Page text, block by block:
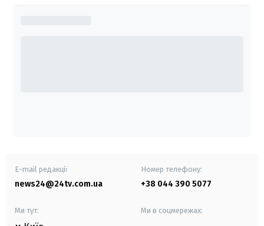
E-mail редакції
news24@24tv.com.ua
Номер телефону:
+38 044 390 5077
Ми тут: Ми в соцмережах: